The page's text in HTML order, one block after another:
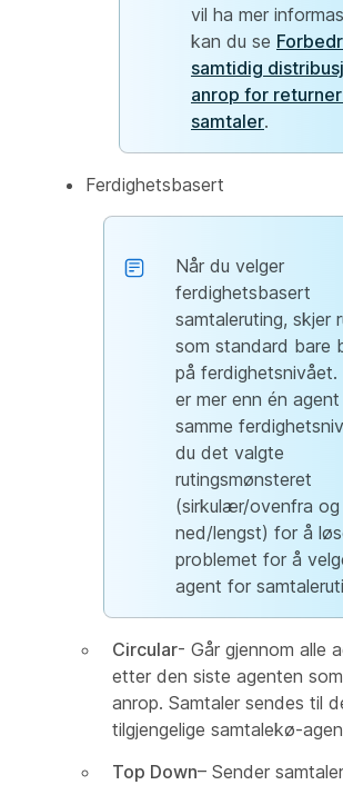
vil ha mer
kan du se
samtidig
anrop for
samtaler.
Ferdighetsbasert
Når du velger
ferdighetsbasert
samtaleruting, skjer
som standard bare
på
er mer enn én agent
samme
du det valgte
rutingsmønsteret
(sirkulær/ovenfra og
ned/lengst) for å
problemet for å
agent for
Circular- Går gjennom alle
etter den siste agenten
anrop. Samtaler sendes til
tilgjengelige samtalekø-
Top Down– Sender